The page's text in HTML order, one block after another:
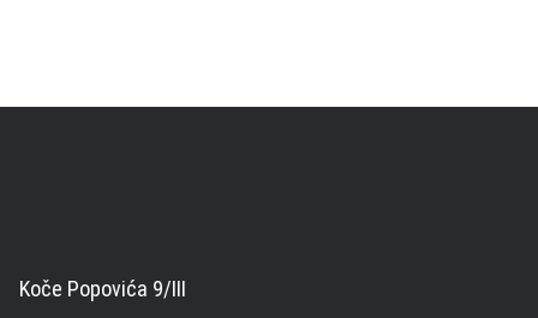
Koče Popovića 9/III